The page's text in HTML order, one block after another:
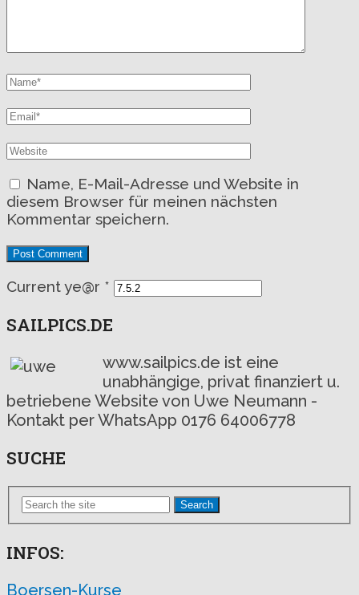
Name, E-Mail-Adresse und Website in
diesem Browser für meinen nächsten
Kommentar speichern.
Current ye@r *
SAILPICS.DE
www.sailpics.de ist eine
unabhängige, privat finanziert u.
betriebene Website von Uwe Neumann -
Kontakt per WhatsApp 0176 64006778
SUCHE
Search
INFOS:
Boersen-Kurse